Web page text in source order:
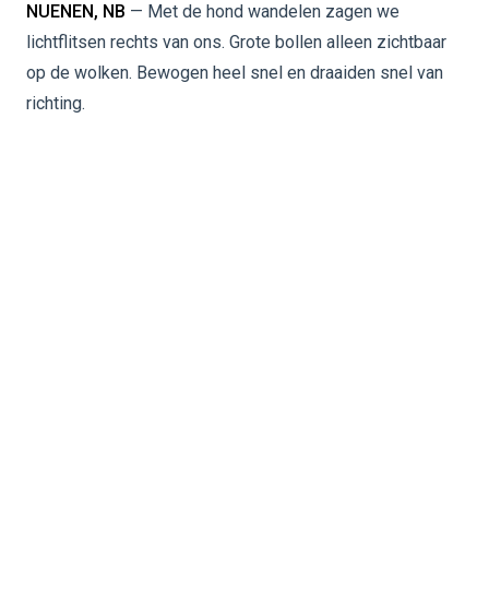
NUENEN, NB — Met de hond wandelen zagen we
lichtflitsen rechts van ons. Grote bollen alleen zichtbaar
op de wolken. Bewogen heel snel en draaiden snel van
richting.